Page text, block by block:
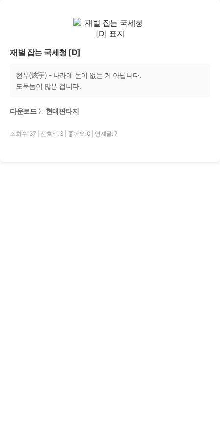
재벌 잡는 국세청 [D]
현우(炫宇) - 나라에 돈이 없는 게 아닙니다.
도둑놈이 많은 겁니다.
다운로드 〉 현대판타지
조회수: 37 선호작: 3 좋아요: 0 연재글: 7